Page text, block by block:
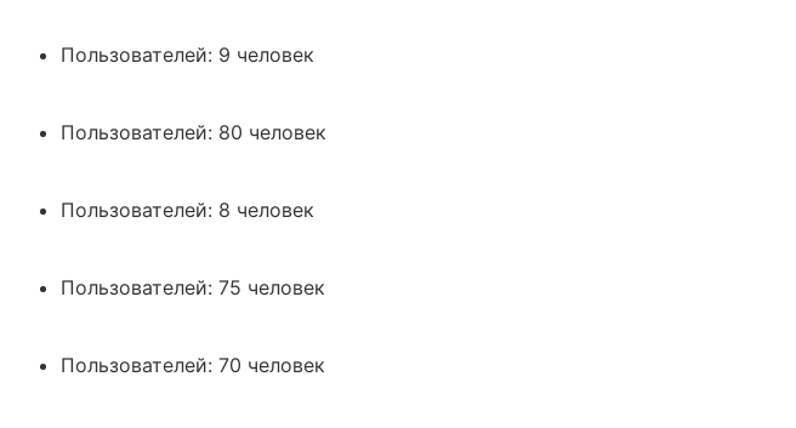
Пользователей: 9 человек
Пользователей: 80 человек
Пользователей: 8 человек
Пользователей: 75 человек
Пользователей: 70 человек